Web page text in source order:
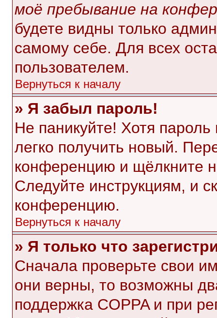
моё пребывание на
будете видны только
самому себе. Для всех
пользователем.
Вернуться к началу
» Я забыл пароль!
Не паникуйте! Хотя
легко получить новый.
конференцию и щёлкните
Следуйте инструкциям, и
конференцию.
Вернуться к началу
» Я только что
Сначала проверьте свои
они верны, то возможны
поддержка COPPA и при